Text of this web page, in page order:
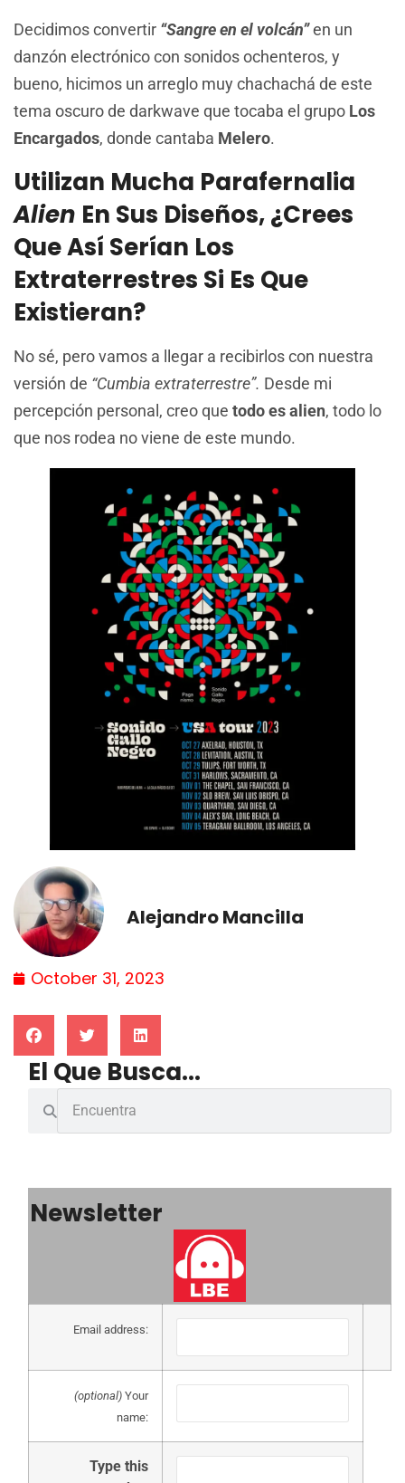
Decidimos convertir “Sangre en el volcán”en un
danzón electrónico con sonidos ochenteros, y
bueno, hicimos un arreglo muy chachachá de este
tema oscuro de darkwave que tocaba el grupo Los
Encargados, donde cantaba Melero.
Utilizan Mucha Parafernalia
Alien En Sus Diseños, ¿crees
Que Así Serían Los
Extraterrestres Si Es Que
Existieran?
No sé, pero vamos a llegar a recibirlos con nuestra
versión de “Cumbia extraterrestre”. Desde mi
percepción personal, creo que todo es alien, todo lo
que nos rodea no viene de este mundo.
Alejandro Mancilla
October 31, 2023
El Que Busca...
Newsletter
Email address:
(optional) Your
name:
Type this